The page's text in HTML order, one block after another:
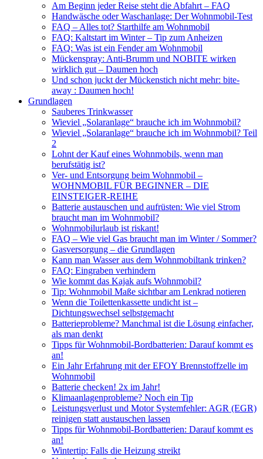
Am Beginn jeder Reise steht die Abfahrt – FAQ
Handwäsche oder Waschanlage: Der Wohnmobil-Test
FAQ – Alles tot? Starthilfe am Wohnmobil
FAQ: Kaltstart im Winter – Tip zum Anheizen
FAQ: Was ist ein Fender am Wohnmobil
Mückenspray: Anti-Brumm und NOBITE wirken
wirklich gut – Daumen hoch
Und schon juckt der Mückenstich nicht mehr: bite-
away : Daumen hoch!
Grundlagen
Sauberes Trinkwasser
Wieviel „Solaranlage“ brauche ich im Wohnmobil?
Wieviel „Solaranlage“ brauche ich im Wohnmobil? Teil
2
Lohnt der Kauf eines Wohnmobils, wenn man
berufstätig ist?
Ver- und Entsorgung beim Wohnmobil –
WOHNMOBIL FÜR BEGINNER – DIE
EINSTEIGER-REIHE
Batterie austauschen und aufrüsten: Wie viel Strom
braucht man im Wohnmobil?
Wohnmobilurlaub ist riskant!
FAQ – Wie viel Gas braucht man im Winter / Sommer?
Gasversorgung – die Grundlagen
Kann man Wasser aus dem Wohnmobiltank trinken?
FAQ: Eingraben verhindern
Wie kommt das Kajak aufs Wohnmobil?
Tip: Wohnmobil Maße sichtbar am Lenkrad notieren
Wenn die Toilettenkassette undicht ist –
Dichtungswechsel selbstgemacht
Batterieprobleme? Manchmal ist die Lösung einfacher,
als man denkt
Tipps für Wohnmobil-Bordbatterien: Darauf kommt es
an!
Ein Jahr Erfahrung mit der EFOY Brennstoffzelle im
Wohnmobil
Batterie checken! 2x im Jahr!
Klimaanlagenprobleme? Noch ein Tip
Leistungsverlust und Motor Systemfehler: AGR (EGR)
reinigen statt austauschen lassen
Tipps für Wohnmobil-Bordbatterien: Darauf kommt es
an!
Wintertip: Falls die Heizung streikt